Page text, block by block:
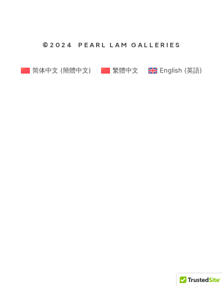
©2024 PEARL LAM GALLERIES
简体中文 (簡體中文) 繁體中文 English (英語)